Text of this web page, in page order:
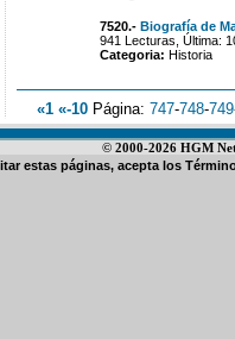
7520.- Biografía de
941 Lecturas, Última:
Categoria: Historia
«1 «-10 Página: 747-748-749
© 2000-2026 HGM
estas páginas, acepta los